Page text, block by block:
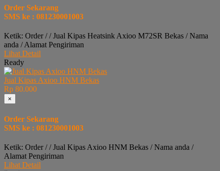
Order Sekarang
SMS ke : 081230001003
Ketik: Order / / Jual Kipas Heatsink Axioo M72SR Bekas / Nama
anda / Alamat Pengiriman
Lihat Detail
Ready
Jual Kipas Axioo HNM Bekas
Rp 80.000
×
Order Sekarang
SMS ke : 081230001003
Ketik: Order / / Jual Kipas Axioo HNM Bekas / Nama anda /
Alamat Pengiriman
Lihat Detail